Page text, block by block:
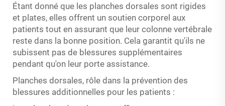
Étant donné que les planches dorsales sont rigides
et plates, elles offrent un soutien corporel aux
patients tout en assurant que leur colonne vertébrale
reste dans la bonne position. Cela garantit qu'ils ne
subissent pas de blessures supplémentaires
pendant qu'on leur porte assistance.
Planches dorsales, rôle dans la prévention des
blessures additionnelles pour les patients :